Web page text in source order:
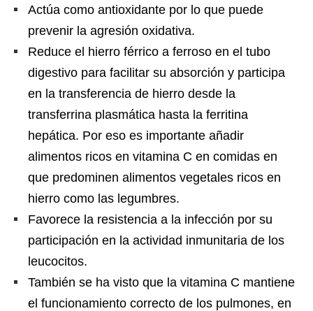
Actúa como antioxidante por lo que puede
prevenir la agresión oxidativa.
Reduce el hierro férrico a ferroso en el tubo
digestivo para facilitar su absorción y participa
en la transferencia de hierro desde la
transferrina plasmática hasta la ferritina
hepática. Por eso es importante añadir
alimentos ricos en vitamina C en comidas en
que predominen alimentos vegetales ricos en
hierro como las legumbres.
Favorece la resistencia a la infección por su
participación en la actividad inmunitaria de los
leucocitos.
También se ha visto que la vitamina C mantiene
el funcionamiento correcto de los pulmones, en